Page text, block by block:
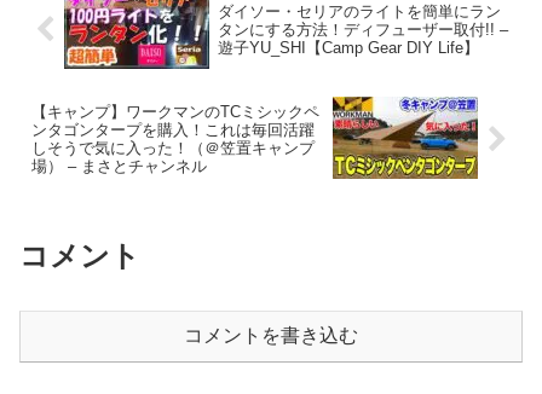
ダイソー・セリアのライトを簡単にラン
タンにする方法！ディフューザー取付!! –
遊子YU_SHI【Camp Gear DIY Life】
【キャンプ】ワークマンのTCミシックペ
ンタゴンタープを購入！これは毎回活躍
しそうで気に入った！（＠笠置キャンプ
場） – まさとチャンネル
コメント
コメントを書き込む